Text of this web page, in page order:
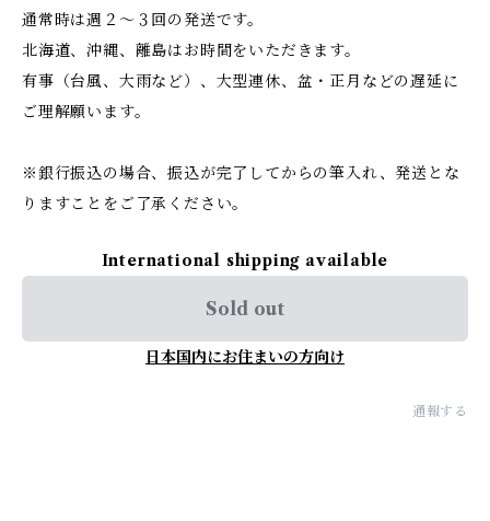
通常時は週２～３回の発送です。
北海道、沖縄、離島はお時間をいただきます。
有事（台風、大雨など）、大型連休、盆・正月などの遅延に
ご理解願います。
※銀行振込の場合、振込が完了してからの筆入れ、発送とな
りますことをご了承ください。
International shipping available
Sold out
日本国内にお住まいの方向け
通報する